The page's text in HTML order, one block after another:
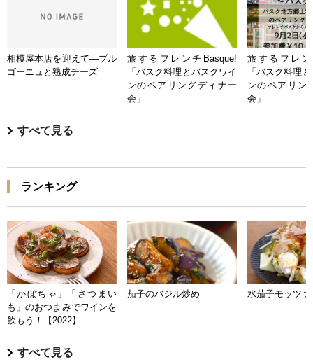
相模屋本店を迎えて―ブル
ゴーニュと熟成チーズ
旅するフレンチBasque!
「バスク料理とバスクワイ
ンのペアリングディナー
会」
旅するフレン
「バスク料理
ンのペアリン
会」
すべて見る
ランキング
「かぼちゃ」「さつまい
も」のおつまみでワインを
飲もう！【2022】
茄子のバジル炒め 水茄子モッツァ
すべて見る